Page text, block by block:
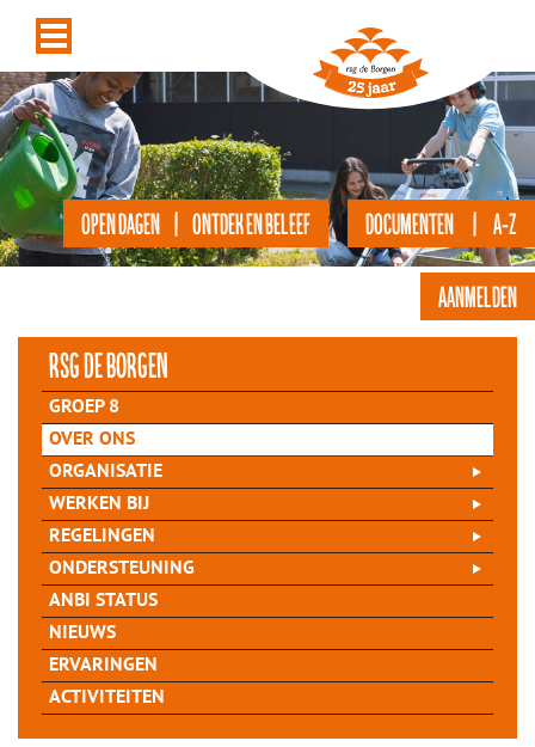
DOCUMENTEN | A-Z
OPEN DAGEN | ONTDEK EN BELEEF
AANMELDEN
rsg de Borgen
GROEP 8
OVER ONS
ORGANISATIE
WERKEN BIJ
REGELINGEN
ONDERSTEUNING
ANBI STATUS
NIEUWS
ERVARINGEN
ACTIVITEITEN